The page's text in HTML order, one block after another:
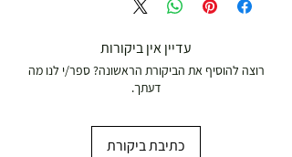
עדיין אין ביקורות
רוצה להוסיף את הביקורת הראשונה? ספר/י לנו מה
דעתך.
כתיבת ביקורת